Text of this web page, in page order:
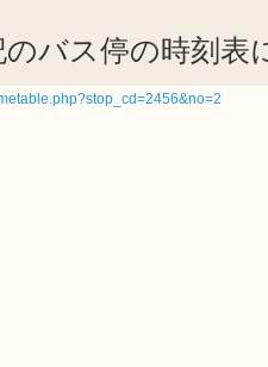
バス停の時刻表